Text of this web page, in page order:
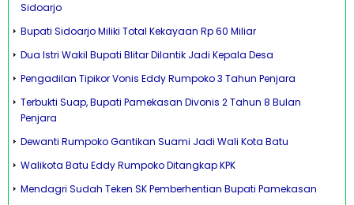
Sidoarjo
Bupati Sidoarjo Miliki Total Kekayaan Rp 60 Miliar
Dua Istri Wakil Bupati Blitar Dilantik Jadi Kepala Desa
Pengadilan Tipikor Vonis Eddy Rumpoko 3 Tahun Penjara
Terbukti Suap, Bupati Pamekasan Divonis 2 Tahun 8 Bulan
Penjara
Dewanti Rumpoko Gantikan Suami Jadi Wali Kota Batu
Walikota Batu Eddy Rumpoko Ditangkap KPK
Mendagri Sudah Teken SK Pemberhentian Bupati Pamekasan